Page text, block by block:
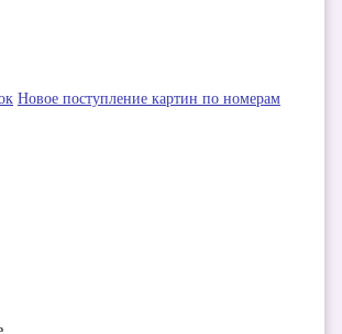
Новое поступление картин по номерам